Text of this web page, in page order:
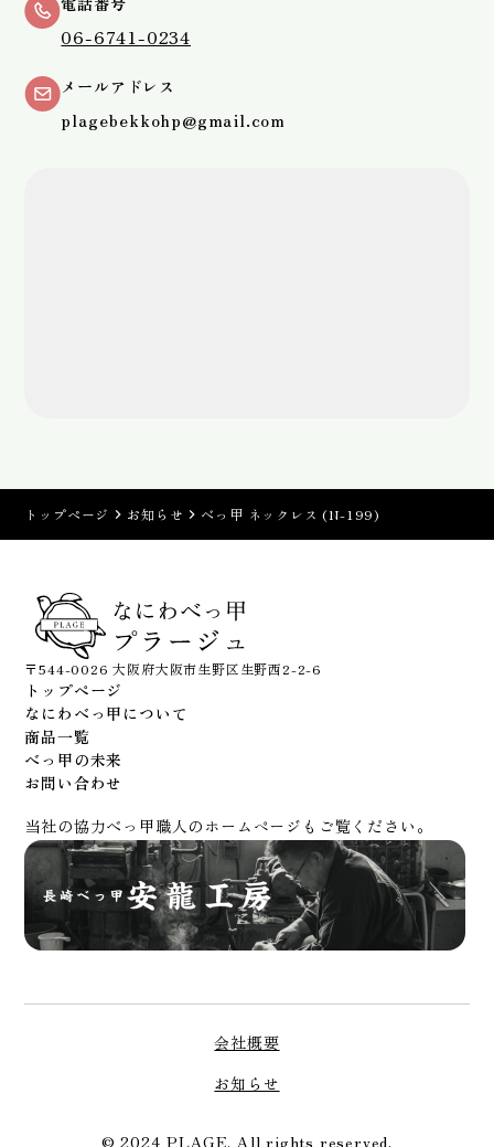
06-6741-0234
メールアドレス
plagebekkohp@gmail.com
トップページ お知らせ べっ甲 ネックレス (N-199)
〒544-0026 大阪府大阪市生野区生野西2-2-6
トップページ
なにわべっ甲について
商品一覧
べっ甲の未来
お問い合わせ
当社の協力べっ甲職人のホームページもご覧ください。
© 2024 PLAGE. All rights reserved.
会社概要
お知らせ